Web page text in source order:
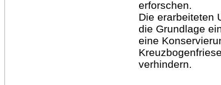
erforschen.
Die erarbeiteten
die Grundlage
eine
verhindern.